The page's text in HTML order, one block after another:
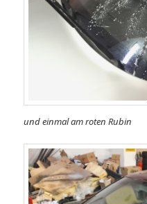
und einmal am roten Rubin